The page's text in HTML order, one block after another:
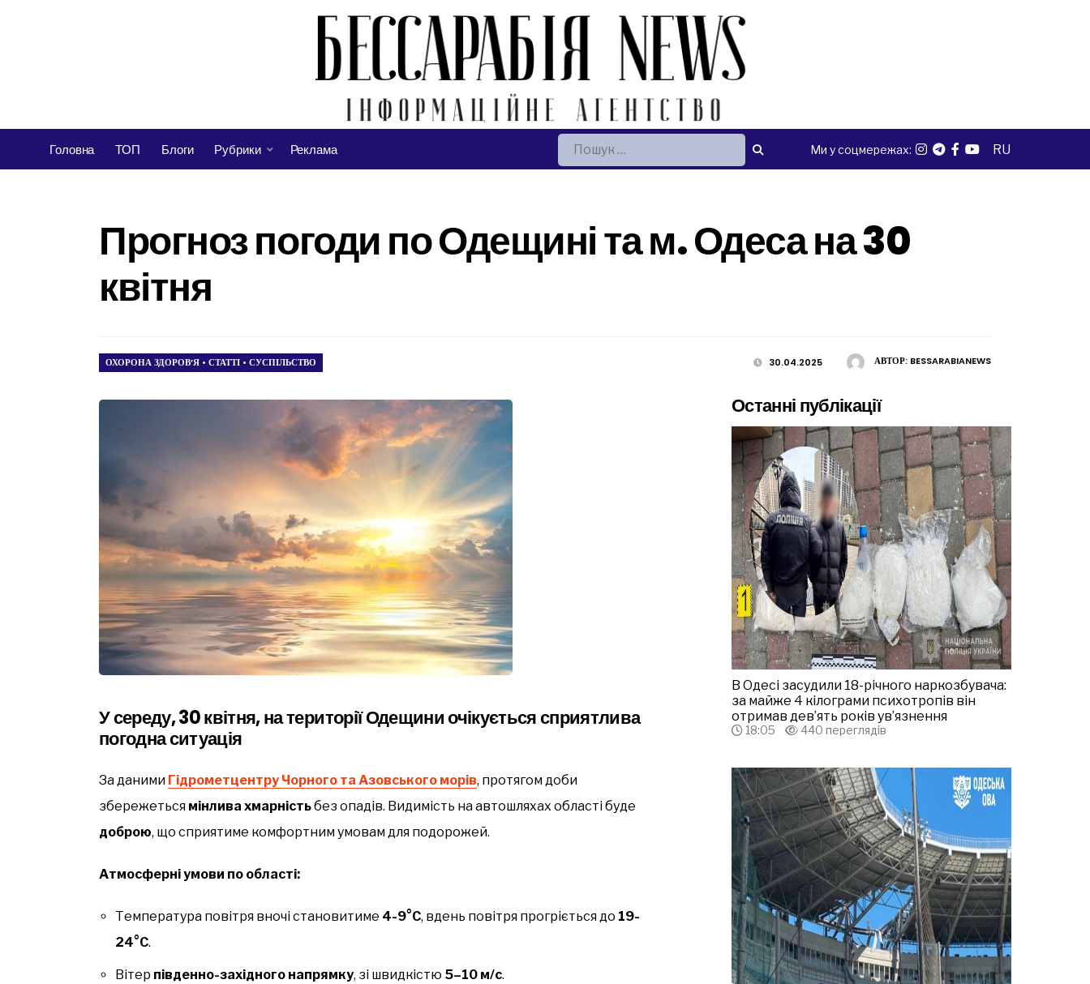
Головна ТОП Блоги Рубрики Реклама Пошук: Ми у соцмережах: RU
Прогноз погоди по Одещині та м. Одеса на 30
квітня
АВТОР: BESSARABIANEWS
30.04.2025
ОХОРОНА ЗДОРОВ’Я • СТАТТІ • СУСПІЛЬСТВО
У середу, 30 квітня, на території Одещини очікується сприятлива
погодна ситуація
За даними Гідрометцентру Чорного та Азовського морів, протягом доби
збережеться мінлива хмарністьбез опадів. Видимість на автошляхах області буде
доброю, що сприятиме комфортним умовам для подорожей.
Атмосферні умови по області:
Температура повітря вночі становитиме 4-9°C, вдень повітря прогріється до 19-
24°C.
Вітер південно-західного напрямку, зі швидкістю 5–10 м/с.
Останні публікації
В Одесі засудили 18-річного наркозбувача:
за майже 4 кілограми психотропів він
отримав дев’ять років ув’язнення
18:05 440 переглядів